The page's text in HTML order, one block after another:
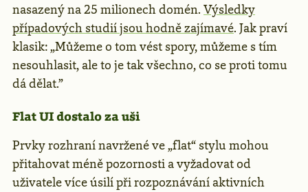
nasazený na 25 milionech domén. Výsledky
případových studií jsou hodně zajímavé. Jak praví
klasik: „Můžeme o tom vést spory, můžeme s tím
nesouhlasit, ale to je tak všechno, co se proti tomu
dá dělat.”
Flat UI dostalo za uši
Prvky rozhraní navržené ve „flat“ stylu mohou
přitahovat méně pozornosti a vyžadovat od
uživatele více úsilí při rozpoznávání aktivních